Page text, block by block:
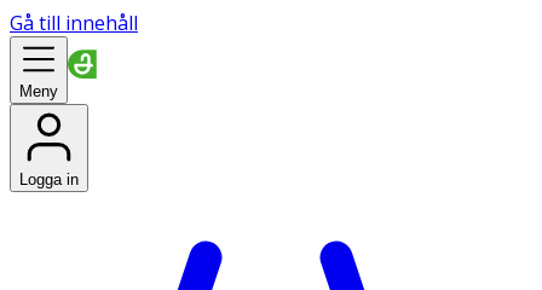
Gå till innehåll
Meny
Logga in